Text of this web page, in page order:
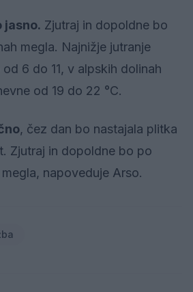
jasno. Zjutraj in dopoldne bo
megla. Najnižje jutranje
6 do 11, v alpskih dolinah
od 19 do 22 °C.
, čez dan bo nastajala plitka
Zjutraj in dopoldne bo po
napoveduje Arso.